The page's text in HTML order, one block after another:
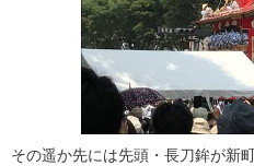
その遥か先には先頭・長刀鉾が新